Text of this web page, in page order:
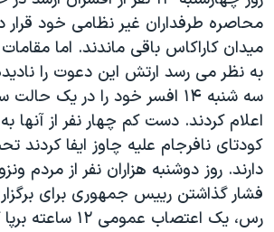
فرهنگ و زندگی
حقوق شهروندی
اقتصادی
علم و فناوری
اسرائیل در جنگ
گالری عکس
آرشیو پخش زنده
مستندها
انتخابات ریاست جمهوری آمریکا ۲۰۲۴
حمله جمهوری اسلامی به اسرائیل
رمز مهسا
ورزش زنان در ایران
اعتراضات زن، زندگی، آزادی
مجموعه مستندهای دادخواهی
دنبال کنید
زبانهای مختلف
محاصره طرفداران غير نظامی خود قرار
ميدان کاراکاس باقی ماندند. اما
به نظر می رسد ارتش اين دعوت را
سه شنبه ۱۴ افسر خود را در يک
اعلام کردند. دست کم چهار نفر از آنها
کودتای نافرجام عليه چاوز ايفا کردند
دارند. روز دوشنبه هزاران نفر از مردم
فشار گذاشتن رييس جمهوری برای
رس، يک اعتصاب عمومی ۱۲ ساعته برپا کردند.